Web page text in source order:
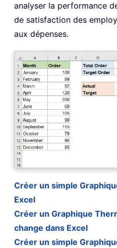
analyser la performance
de satisfaction des
aux dépenses.
Créer un simple
Excel
Créer un Graphique
change dans Excel
Créer un simple